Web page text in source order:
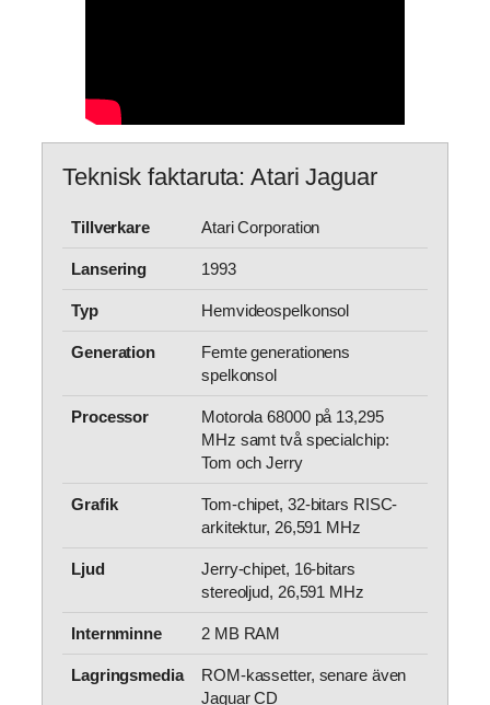
Teknisk faktaruta: Atari Jaguar
Tillverkare Atari Corporation
Lansering 1993
Typ Hemvideospelkonsol
Generation
Femte generationens
spelkonsol
Processor
Motorola 68000 på 13,295
MHz samt två specialchip:
Tom och Jerry
Grafik
Tom-chipet, 32-bitars RISC-
arkitektur, 26,591 MHz
Ljud
Jerry-chipet, 16-bitars
stereoljud, 26,591 MHz
Internminne 2 MB RAM
Lagringsmedia
ROM-kassetter, senare även
Jaguar CD